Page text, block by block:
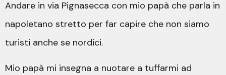
Andare in via Pignasecca con mio papà che parla in
napoletano stretto per far capire che non siamo
turisti anche se nordici.
Mio papà mi insegna a nuotare a tuffarmi ad